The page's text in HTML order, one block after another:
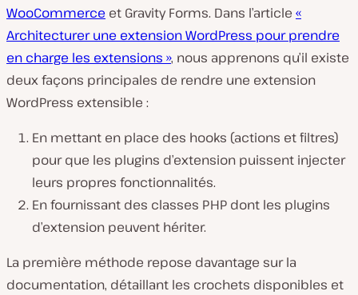
WooCommerce et Gravity Forms. Dans l’article «
Architecturer une extension WordPress pour prendre
en charge les extensions », nous apprenons qu’il existe
deux façons principales de rendre une extension
WordPress extensible :
En mettant en place des hooks (actions et filtres)
pour que les plugins d’extension puissent injecter
leurs propres fonctionnalités.
En fournissant des classes PHP dont les plugins
d’extension peuvent hériter.
La première méthode repose davantage sur la
documentation, détaillant les crochets disponibles et